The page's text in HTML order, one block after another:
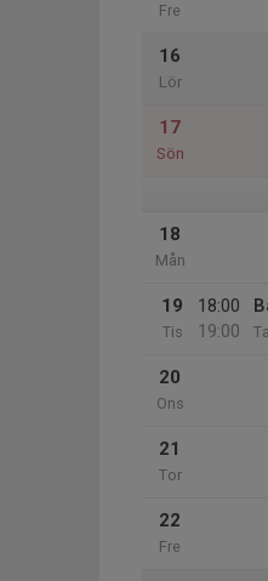
Fre
16
Lör
17
Sön
18
Mån
19
Tis
18:00
19:00
20
Ons
21
Tor
22
Fre